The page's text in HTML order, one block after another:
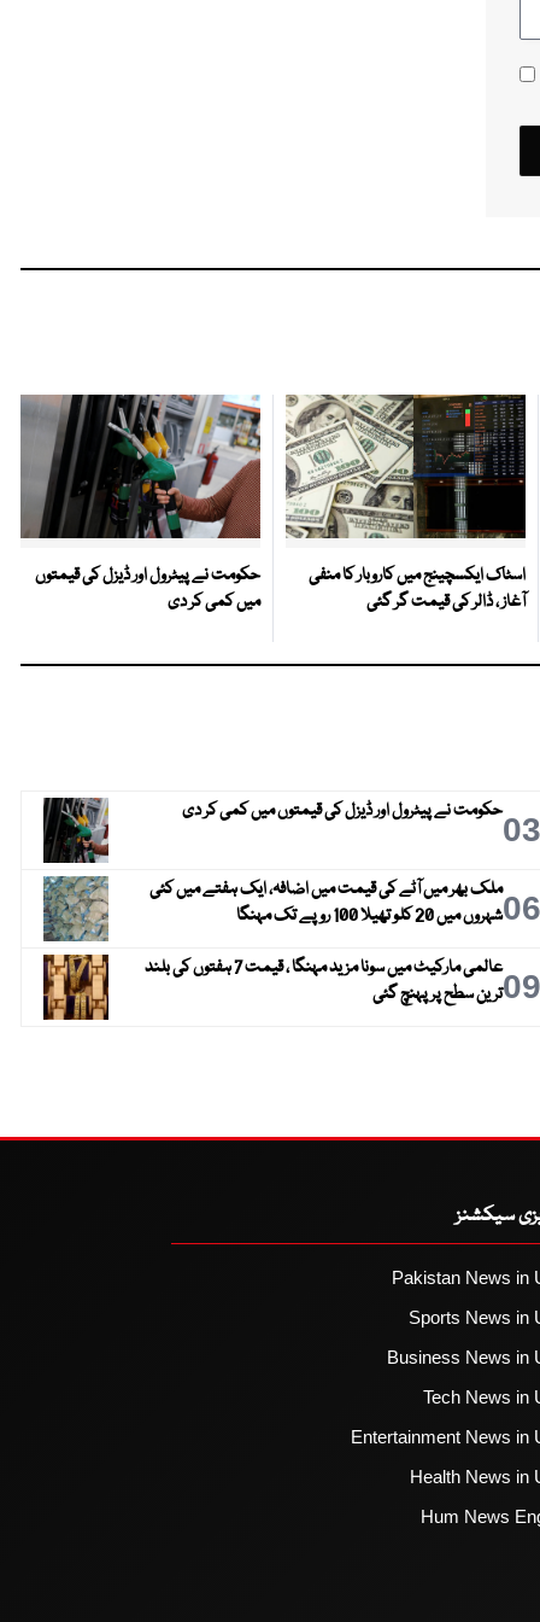
اسٹاک ایکسچینج میں کاروبار کا منفی
آغاز ، ڈالر کی قیمت گر گئی
حکومت نے پیٹرول اور ڈیزل کی قیمتوں
میں کمی کر دی
03حکومت نے پیٹرول اور ڈیزل کی قیمتوں میں کمی کر دی
06ملک بھر میں آٹے کی قیمت میں اضافہ، ایک ہفتے میں کئی
شہروں میں 20 کلو تھیلا 100 روپے تک مہنگا
09
عالمی مارکیٹ میں سونا مزید مہنگا ، قیمت 7 ہفتوں کی بلند
ترین سطح پر پہنچ گئی
سیکشنز
Pakistan News in
Sports News in
Business News in
Tech News in
Entertainment News in
Health News in
Hum News